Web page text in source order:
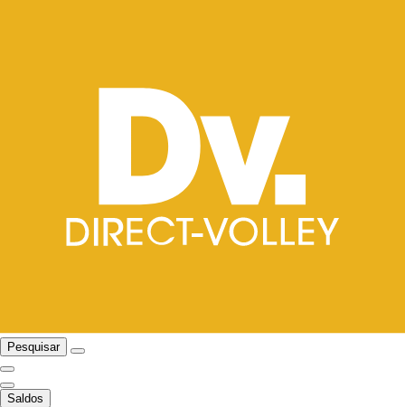
Pesquisar
Saldos